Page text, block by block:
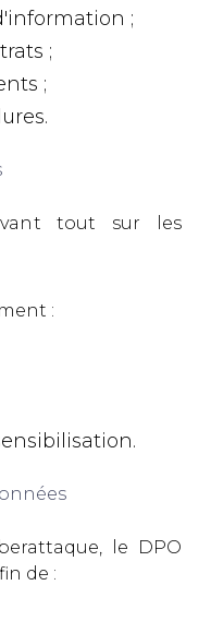
;
;
;
tout sur les
:
le DPO
de :